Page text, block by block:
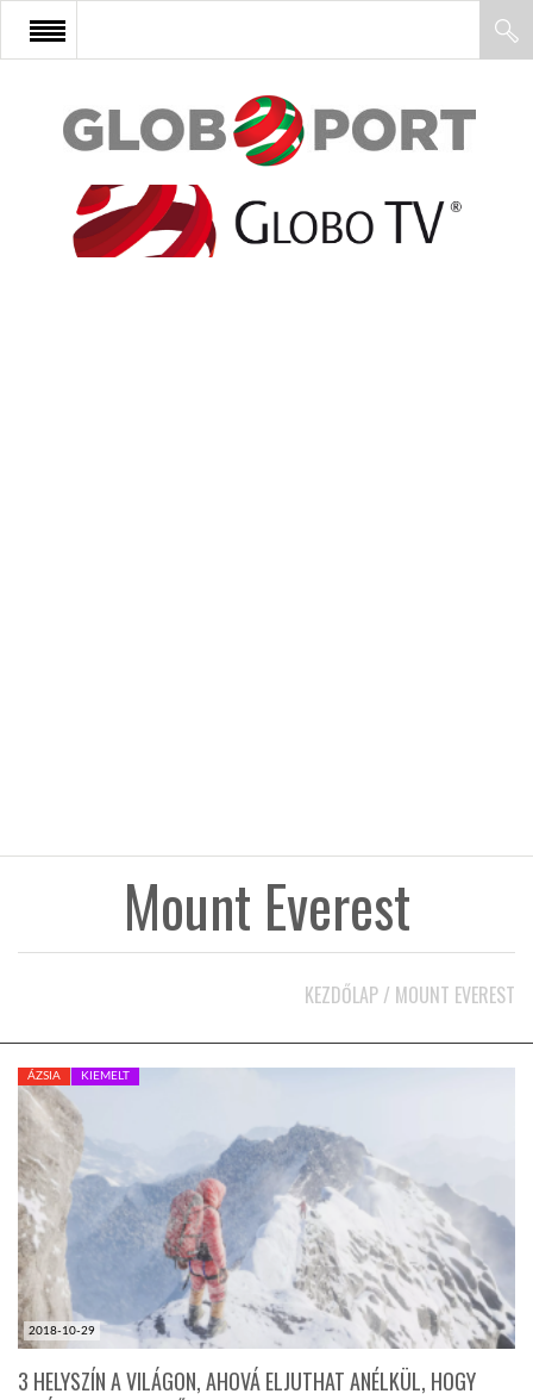
FŐOLDAL
AFRIKA
HÍR3D
TROPICALMAGAZIN
GLOBOTV
AFRIKA TUDÁSTÁR
A NAP SZÉPE
Mount Everest
KEZDŐLAP / MOUNT EVEREST
2018-10-29
ÁZSIA KIEMELT
3 HELYSZÍN A VILÁGON, AHOVÁ ELJUTHAT ANÉLKÜL, HOGY